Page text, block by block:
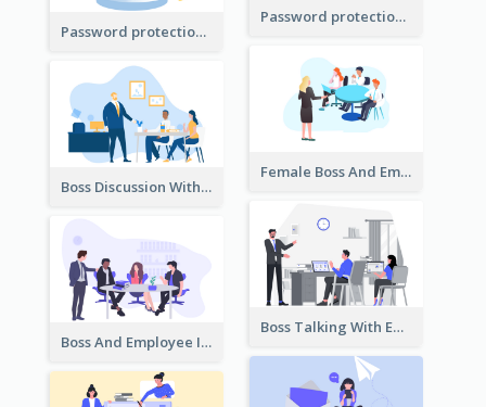
Password protection Illustration 2
Password protection Illustration
Female Boss And Employee Illustration
Boss Discussion With Employee Illustration
Boss Talking With Employee Illustration
Boss And Employee Illustration